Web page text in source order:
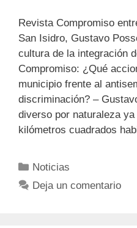
Revista Compromiso
San Isidro, Gustavo
cultura de la integración
Compromiso: ¿Qué
municipio frente al
discriminación? –
diverso por naturaleza
kilómetros cuadrados
Noticias
Deja un comentario